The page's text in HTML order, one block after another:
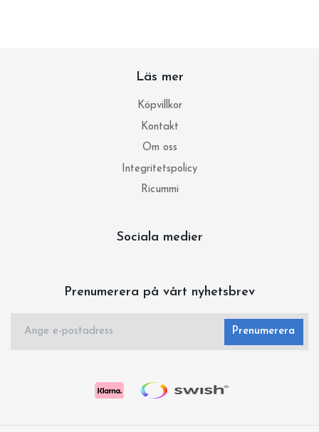
Läs mer
Köpvillkor
Kontakt
Om oss
Integritetspolicy
Ricummi
Sociala medier
Prenumerera på vårt nyhetsbrev
Prenumerera